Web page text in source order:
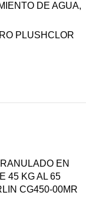
DE AGUA,
PLUSHCLOR
EN
45 KG AL 65
CG450-00MR